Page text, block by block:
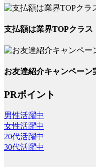
支払額は業界TOPクラス
お友達紹介キャンペーン
PRポイント
男性活躍中
女性活躍中
20代活躍中
30代活躍中